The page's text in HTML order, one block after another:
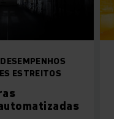
ESTREITOS